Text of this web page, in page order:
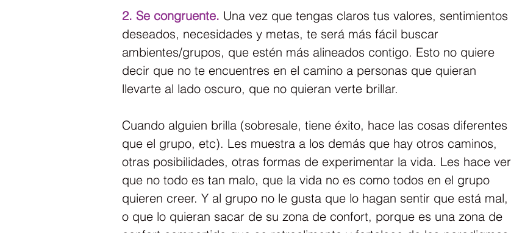
2. Se congruente. Una vez que tengas claros tus valores, sentimientos
deseados, necesidades y metas, te será más fácil buscar
ambientes/grupos, que estén más alineados contigo. Esto no quiere
decir que no te encuentres en el camino a personas que quieran
llevarte al lado oscuro, que no quieran verte brillar.
Cuando alguien brilla (sobresale, tiene éxito, hace las cosas diferentes
que el grupo, etc). Les muestra a los demás que hay otros caminos,
otras posibilidades, otras formas de experimentar la vida. Les hace ver
que no todo es tan malo, que la vida no es como todos en el grupo
quieren creer. Y al grupo no le gusta que lo hagan sentir que está mal,
o que lo quieran sacar de su zona de confort, porque es una zona de